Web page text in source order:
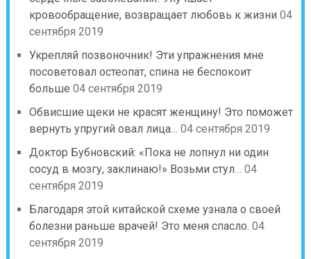
кровообращение, возвращает любовь к жизни 04
сентября 2019
Укрепляй позвоночник! Эти упражнения мне
посоветовал остеопат, спина не беспокоит
больше 04 сентября 2019
Обвисшие щеки не красят женщину! Это поможет
вернуть упругий овал лица… 04 сентября 2019
Доктор Бубновский: «Пока не лопнул ни один
сосуд в мозгу, заклинаю!» Возьми стул… 04
сентября 2019
Благодаря этой китайской схеме узнала о своей
болезни раньше врачей! Это меня спасло. 04
сентября 2019